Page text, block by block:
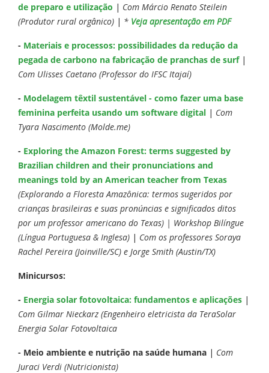
de preparo e utilização | Com Márcio Renato Steilein
(Produtor rural orgânico) | * Veja apresentação em PDF
- Materiais e processos: possibilidades da redução da
pegada de carbono na fabricação de pranchas de surf|
Com Ulisses Caetano (Professor do IFSC Itajaí)
- Modelagem têxtil sustentável - como fazer uma base
feminina perfeita usando um software digital | Com
Tyara Nascimento (Molde.me)
- Exploring the Amazon Forest: terms suggested by
Brazilian children and their pronunciations and
meanings told by an American teacher from Texas
(Explorando a Floresta Amazônica: termos sugeridos por
crianças brasileiras e suas pronúncias e significados ditos
por um professor americano do Texas) | Workshop Bilíngue
(Língua Portuguesa & Inglesa) | Com os professores Soraya
Rachel Pereira (Joinville/SC) e Jorge Smith (Austin/TX)
Minicursos:
- Energia solar fotovoltaica: fundamentos e aplicações |
Com Gilmar Nieckarz (Engenheiro eletricista da TeraSolar
Energia Solar Fotovoltaica
- Meio ambiente e nutrição na saúde humana | Com
Juraci Verdi (Nutricionista)